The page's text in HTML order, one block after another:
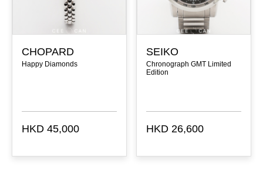
CHOPARD
Happy Diamonds
HKD 45,000
SEIKO
Chronograph GMT Limited
Edition
HKD 26,600